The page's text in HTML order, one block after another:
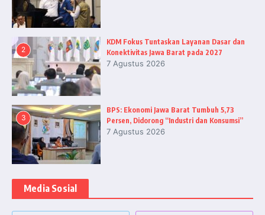
2
KDM Fokus Tuntaskan Layanan Dasar dan
Konektivitas Jawa Barat pada 2027
7 Agustus 2026
3
BPS: Ekonomi Jawa Barat Tumbuh 5,73
Persen, Didorong “Industri dan Konsumsi”
7 Agustus 2026
Media Sosial